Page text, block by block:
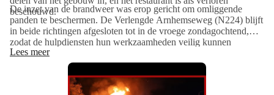
beschouwd.
De inzet van de brandweer was erop gericht om omliggende
panden te beschermen. De Verlengde Arnhemseweg (N224) blijft
in beide richtingen afgesloten tot in de vroege zondagochtend,
zodat de hulpdiensten hun werkzaamheden veilig kunnen
afronden.
Lees meer